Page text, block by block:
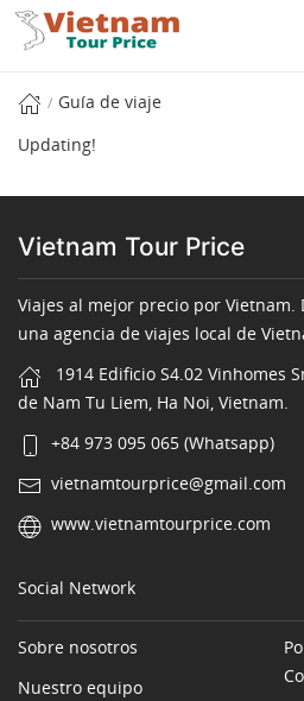
Guía de viaje
Updating!
Vietnam Tour Price
Viajes al mejor precio por Vietnam.
una agencia de viajes local de
1914 Edificio S4.02 Vinhomes
de Nam Tu Liem, Ha Noi, Vietnam.
+84 973 095 065 (Whatsapp)
vietnamtourprice@gmail.com
www.vietnamtourprice.com
Social Network
Sobre nosotros
Nuestro equipo